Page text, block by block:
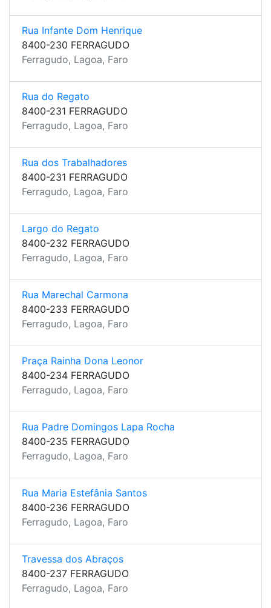
Rua Infante Dom Henrique
8400-230 FERRAGUDO
Ferragudo, Lagoa, Faro
Rua do Regato
8400-231 FERRAGUDO
Ferragudo, Lagoa, Faro
Rua dos Trabalhadores
8400-231 FERRAGUDO
Ferragudo, Lagoa, Faro
Largo do Regato
8400-232 FERRAGUDO
Ferragudo, Lagoa, Faro
Rua Marechal Carmona
8400-233 FERRAGUDO
Ferragudo, Lagoa, Faro
Praça Rainha Dona Leonor
8400-234 FERRAGUDO
Ferragudo, Lagoa, Faro
Rua Padre Domingos Lapa Rocha
8400-235 FERRAGUDO
Ferragudo, Lagoa, Faro
Rua Maria Estefânia Santos
8400-236 FERRAGUDO
Ferragudo, Lagoa, Faro
Travessa dos Abraços
8400-237 FERRAGUDO
Ferragudo, Lagoa, Faro